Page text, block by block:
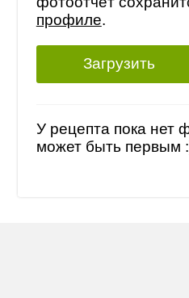
профиле.
Загрузить
У рецепта пока нет
может быть первым